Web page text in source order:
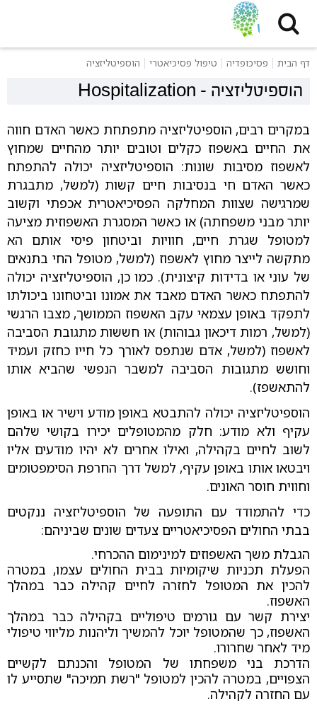
דף הבית פסיכופדיה טיפול פסיכיאטרי הוספיטליזציה
Hospitalization - הוספיטליזציה
במקרים רבים, הוספיטליזציה מתפתחת כאשר האדם חווה
את החיים באשפוז כקלים וטובים יותר מהחיים שמחוץ
לאשפוז מסיבות שונות: הוספיטליזציה יכולה להתפתח
כאשר האדם חי בנסיבות חיים קשות (למשל, מתבגרת
שמרגישה שצוות המחלקה הפסיכיאטרית אכפתי וקשוב
יותר מבני משפחתה) או כאשר המסגרת האשפוזית מציעה
למטופל שגרת חיים, חוויות וביטחון פיסי אותם הא
מתקשה לייצר מחוץ לאשפוז (למשל, מטופל החי בתנאים
של עוני או בדידות קיצונית). כמו כן, הוספיטליזציה יכולה
להתפתח כאשר האדם מאבד את אמונו וביטחונו ביכולתו
לתפקד באופן עצמאי עקב האשפוז הממושך, מצבו הרגשי
(למשל, רמות דיכאון גבוהות) או חששות מתגובת הסביבה
לאשפוז (למשל, אדם שנתפס לאורך כל חייו כחזק ועמיד
וחושש מתגובות הסביבה למשבר הנפשי שהביא אותו
להתאשפז).
הוספיטליזציה יכולה להתבטא באופן מודע וישיר או באופן
עקיף ולא מודע: חלק מהמטופלים יכירו בקושי שלהם
לשוב לחיים בקהילה, ואילו אחרים לא יהיו מודעים אליו
ויבטאו אותו באופן עקיף, למשל דרך החרפת הסימפטומים
וחווית חוסר האונים.
כדי להתמודד עם התופעה של הוספיטליזציה ננקטים
בבתי החולים הפסיכיאטריים צעדים שונים שביניהם:
הגבלת משך האשפוזים למינימום ההכרחי.
הפעלת תכניות שיקומיות בבית החולים עצמו, במטרה
להכין את המטופל לחזרה לחיים קהילה כבר במהלך
האשפוז.
יצירת קשר עם גורמים טיפוליים בקהילה כבר במהלך
האשפוז, כך שהמטופל יוכל להמשיך וליהנות מליווי טיפולי
מיד לאחר שחרורו.
הדרכת בני משפחתו של המטופל והכנתם לקשיים
הצפויים, במטרה להכין למטופל "רשת תמיכה" שתסייע לו
עם החזרה לקהילה.